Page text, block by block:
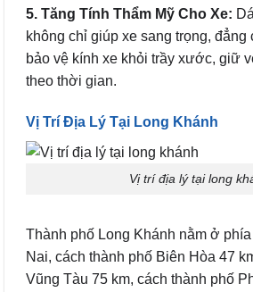
5. Tăng Tính Thẩm Mỹ Cho Xe:
không chỉ giúp xe sang trọng, đẳng
bảo vệ kính xe khỏi trầy xước, giữ
theo thời gian.
Vị Trí Địa Lý Tại Long Khánh
Vị trí địa lý tại long
Thành phố Long Khánh nằm ở
Nai, cách thành phố Biên Hòa 47
Vũng Tàu 75 km, cách thành phố